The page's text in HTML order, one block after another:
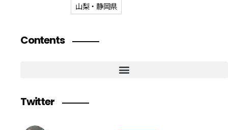
山梨・静岡県
Contents
Twitter